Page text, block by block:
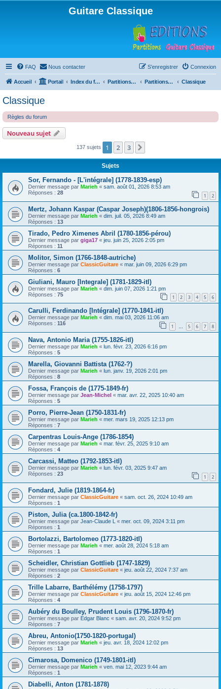
Guitare Classique
FAQ Nous contacter Connexion
S’enregistrer
Accueil Portail Index du forum Partitions pour guitare en libre téléchargement Partitions classées par compositeur Classique
Classique
Règles du forum
Nouveau sujet
137 sujets 1 2 3
Sujets
Sor, Fernando - [L'intégrale] (1778-1839-esp)
Dernier message par Marieh « sam. août 01, 2026 8:53 am
Réponses : 28 1 2
Mertz, Johann Kaspar (Caspar Joseph)(1806-1856-hongrois)
Dernier message par Marieh « dim. juil. 05, 2026 8:49 am
Réponses : 13
Tirado, Pedro Ximenes Abril (1780-1856-pérou)
Dernier message par giga17 « jeu. juin 25, 2026 2:05 pm
Réponses : 11
Molitor, Simon (1766-1848-autriche)
Dernier message par ClassicGuitare « mar. juin 09, 2026 6:29 pm
Réponses : 6
Giuliani, Mauro [Integrale] (1781-1829-itl)
Dernier message par Marieh « dim. juin 07, 2026 1:21 pm
Réponses : 75 1 2 3 4 5 6
Carulli, Ferdinando [Intégrale] (1770-1841-itl)
Dernier message par Marieh « dim. mai 03, 2026 11:06 am
Réponses : 116 1 … 5 6 7 8
Nava, Antonio Maria (1755-1826-itl)
Dernier message par Marieh « lun. févr. 23, 2026 6:16 pm
Réponses : 5
Marella, Giovanni Battista (1762-?)
Dernier message par Marieh « lun. janv. 19, 2026 2:01 pm
Réponses : 8
Fossa, François de (1775-1849-fr)
Dernier message par Jean-Michel « mar. avr. 22, 2025 10:40 am
Réponses : 5
Porro, Pierre-Jean (1750-1831-fr)
Dernier message par Marieh « mer. mars 19, 2025 12:13 pm
Réponses : 7
Carpentras Louis-Ange (1786-1854)
Dernier message par Marieh « mar. févr. 25, 2025 9:10 am
Réponses : 4
Carcassi, Matteo (1792-1853-itl)
Dernier message par Marieh « lun. févr. 03, 2025 9:47 am
Réponses : 23 1 2
Fondard, Julie (1819-1864-fr)
Dernier message par ClassicGuitare « sam. oct. 26, 2024 10:49 am
Réponses : 1
Piston, Julia (ca.1800-1842-fr)
Dernier message par Jean-Claude L « mer. oct. 09, 2024 3:11 pm
Réponses : 1
Bortolazzi, Bartolomeo (1773-1820-itl)
Dernier message par Marieh « mer. août 28, 2024 5:18 am
Réponses : 1
Scheidler, Christian Gottlieb (1747-1829)
Dernier message par ClassicGuitare « jeu. août 22, 2024 7:37 am
Réponses : 2
Trille Labarre, Barthélémy (1758-1797)
Dernier message par ClassicGuitare « jeu. août 15, 2024 12:46 pm
Réponses : 4
Aubéry du Boulley, Prudent Louis (1796-1870-fr)
Dernier message par Edgar Blanc « sam. avr. 20, 2024 9:52 pm
Réponses : 7
Abreu, Antonio(1750-1820-portugal)
Dernier message par Marieh « jeu. avr. 18, 2024 12:02 pm
Réponses : 13
Cimarosa, Domenico (1749-1801-itl)
Dernier message par Marieh « ven. mai 12, 2023 9:44 am
Réponses : 1
Diabelli, Anton (1781-1878)